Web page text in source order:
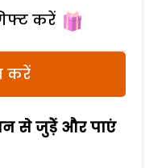
करें
करें
से जुड़ेें और पाएं